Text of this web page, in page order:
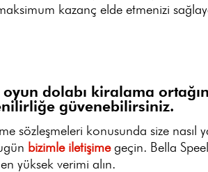
kazanç elde etmenizi
dolabı kiralama
güvenebilirsiniz.
sözleşmeleri konusunda size nasıl
bizimle iletişimegeçin. Bella
yüksek verimi alın.